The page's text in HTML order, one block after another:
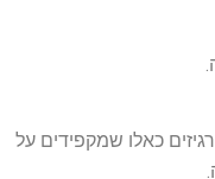
כאלו שמקפידים על